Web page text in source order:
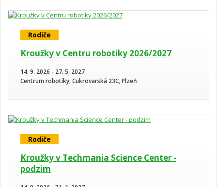
Rodiče
Kroužky v Centru robotiky 2026/2027
14. 9. 2026 - 27. 5. 2027
Centrum robotiky, Cukrovarská 23C, Plzeň
Rodiče
Kroužky v Techmania Science Center -
podzim